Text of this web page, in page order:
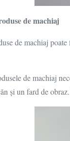
de machiaj
de machiaj
de machiaj
și un fard de